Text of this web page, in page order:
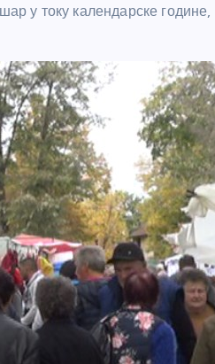
у току календарске године,